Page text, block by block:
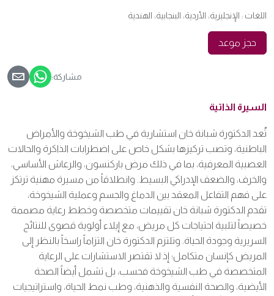
اللغات : الإنجليزية، الأردية، البنجابية، الهندية
حجز موعد
مشاركة:
السيرة الذاتية
تُعد الدكتورة شبانة خان استشارية في طب الشيخوخة والأمراض
الباطنية، وتصب تركيزها بشكل خاص على اضطرابات الذاكرة والحالات
العصبية المعرفية، بما في ذلك مرض باركنسون، والرعاش الأساسي،
والخرف، والضعف الإدراكي البسيط. وانطلاقاً من مسيرة مهنية ترتكز
على فهم التفاعل المعقد بين الدماغ والجسم وعملية الشيخوخة،
تقدم الدكتورة شبانة خان تقييمات متخصصة وخطط رعاية مصممة
خصيصاً لتلبية احتياجات كل مريض، مع إيلاء أولوية قصوى للنتائج
السريرية وجودة الحياة. وتلتزم الدكتورة خان التزاماً راسخاً بالنظر إلى
المريض كإنسان متكامل؛ إذ لا تقتصر الاستشارات على الرعاية
المتخصصة في طب الشيخوخة فحسب، بل تشمل أيضاً الصحة
الأيضية، والصحة النفسية والذهنية، وطب نمط الحياة، واستراتيجيات